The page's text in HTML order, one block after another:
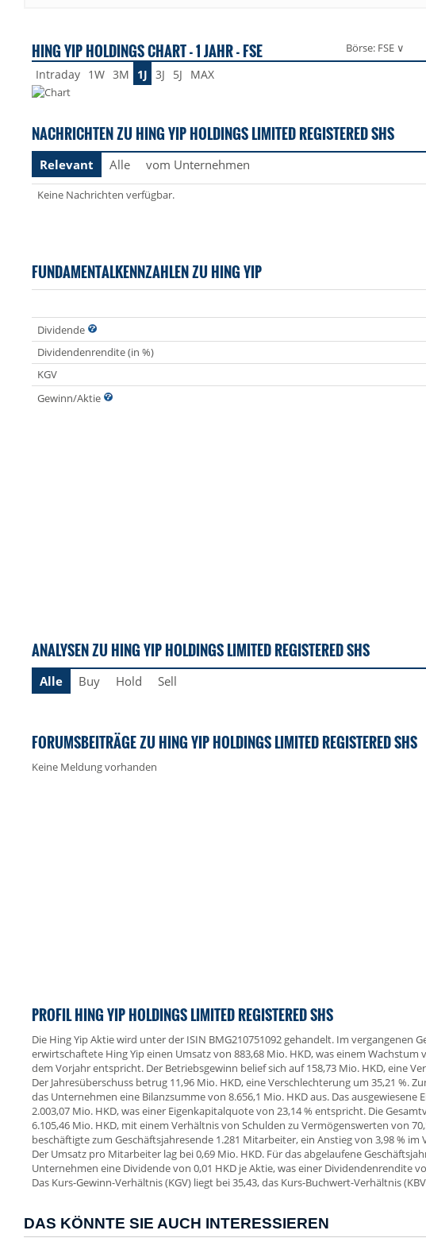
HING YIP HOLDINGS CHART - 1 JAHR - FSE Börse: FSE ∨
Intraday 1W 3M 1J 3J 5J MAX
NACHRICHTEN ZU HING YIP HOLDINGS LIMITED REGISTERED SHS
Relevant Alle vom Unternehmen
Keine Nachrichten verfügbar.
FUNDAMENTALKENNZAHLEN ZU HING YIP
Dividende
Dividendenrendite (in %)
KGV
Gewinn/Aktie
ANALYSEN ZU HING YIP HOLDINGS LIMITED REGISTERED SHS
Alle Buy Hold Sell
FORUMSBEITRÄGE ZU HING YIP HOLDINGS LIMITED REGISTERED SHS
Keine Meldung vorhanden
PROFIL HING YIP HOLDINGS LIMITED REGISTERED SHS
Die Hing Yip Aktie wird unter der ISIN BMG210751092 gehandelt. Im vergangenen
erwirtschaftete Hing Yip einen Umsatz von 883,68 Mio. HKD, was einem Wachstum
dem Vorjahr entspricht. Der Betriebsgewinn belief sich auf 158,73 Mio. HKD, eine
Der Jahresüberschuss betrug 11,96 Mio. HKD, eine Verschlechterung um 35,21 %.
das Unternehmen eine Bilanzsumme von 8.656,1 Mio. HKD aus. Das ausgewiesene
2.003,07 Mio. HKD, was einer Eigenkapitalquote von 23,14 % entspricht. Die
6.105,46 Mio. HKD, mit einem Verhältnis von Schulden zu Vermögenswerten von
beschäftigte zum Geschäftsjahresende 1.281 Mitarbeiter, ein Anstieg von 3,98 % im
Der Umsatz pro Mitarbeiter lag bei 0,69 Mio. HKD. Für das abgelaufene
Unternehmen eine Dividende von 0,01 HKD je Aktie, was einer Dividendenrendite
Das Kurs-Gewinn-Verhältnis (KGV) liegt bei 35,43, das Kurs-Buchwert-Verhältnis